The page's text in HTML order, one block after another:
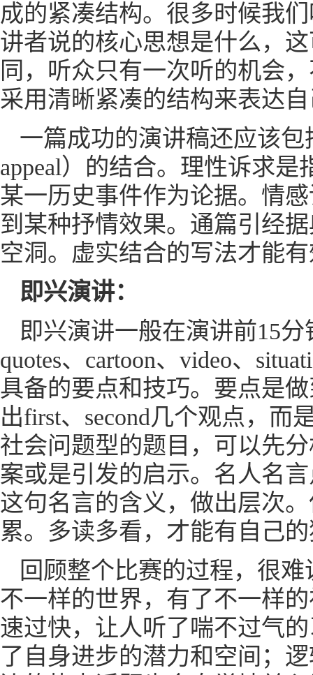
成的紧凑结构。很多时候我
讲者说的核心思想是什么，
同，听众只有一次听的机会
采用清晰紧凑的结构来表达
一篇成功的演讲稿还应该包
appeal）的结合。理性诉求
某一历史事件作为论据。情
到某种抒情效果。通篇引经
空洞。虚实结合的写法才能
即兴演讲：
即兴演讲一般在演讲前15
quotes、cartoon、video、
具备的要点和技巧。要点是
出first、second几个观点，
社会问题型的题目，可以先
案或是引发的启示。名人名
这句名言的含义，做出层次
累。多读多看，才能有自己
回顾整个比赛的过程，很
不一样的世界，有了不一样
速过快，让人听了喘不过气
了自身进步的潜力和空间；